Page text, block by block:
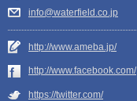
info@waterfield.co.jp
http://www.ameba.jp/
http://www.facebook.com/
https://twitter.com/